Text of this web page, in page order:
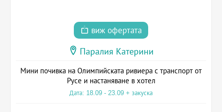
виж офертата
Паралия Катерини
Мини почивка на Олимпийската ривиера с транспорт от
Русе и настаняване в хотел
Дата: 18.09 - 23.09 + закуска